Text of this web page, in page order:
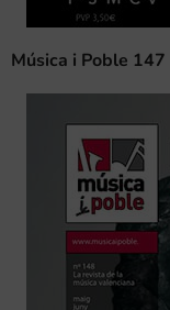
Música i Poble 147